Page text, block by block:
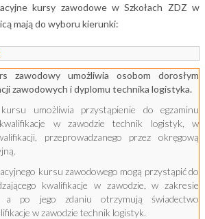
kursy zawodowe w Szkołach ZDZ w
mają do wyboru kierunki:
zawodowy umożliwia osobom dorosłym
zawodowych i dyplomu technika logistyka.
umożliwia przystąpienie do egzaminu
kwalifikacje w zawodzie technik logistyk, w
przeprowadzanego przez okręgową
kursu zawodowego mogą przystąpić do
kwalifikacje w zawodzie, w zakresie
a po jego zdaniu otrzymują świadectwo
w zawodzie technik logistyk.